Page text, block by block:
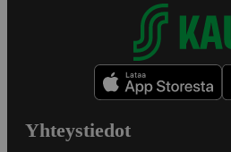
Yhteystiedot